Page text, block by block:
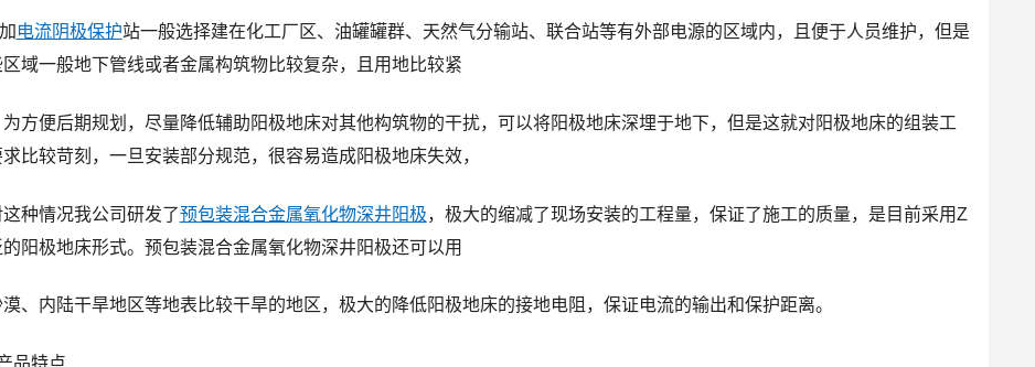
电流阴极保护站一般选择建在化工厂区、油罐罐群、天然气分输站、联合站等有外部电源的区域内，且便于人员维护，但是
域一般地下管线或者金属构筑物比较复杂，且用地比较紧
为方便后期规划，尽量降低辅助阳极地床对其他构筑物的干扰，可以将阳极地床深埋于地下，但是这就对阳极地床的组装工
求比较苛刻，一旦安装部分规范，很容易造成阳极地床失效，
种情况我公司研发了预包装混合金属氧化物深井阳极，极大的缩减了现场安装的工程量，保证了施工的质量，是目前采用Z
的阳极地床形式。预包装混合金属氧化物深井阳极还可以用
、内陆干旱地区等地表比较干旱的地区，极大的降低阳极地床的接地电阻，保证电流的输出和保护距离。
品特点